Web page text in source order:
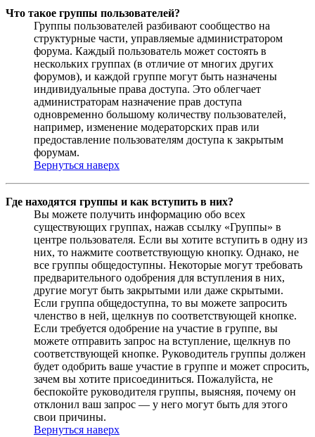
Что такое группы пользователей?
Группы пользователей разбивают сообщество на
структурные части, управляемые администратором
форума. Каждый пользователь может состоять в
нескольких группах (в отличие от многих других
форумов), и каждой группе могут быть назначены
индивидуальные права доступа. Это облегчает
администраторам назначение прав доступа
одновременно большому количеству пользователей,
например, изменение модераторских прав или
предоставление пользователям доступа к закрытым
форумам.
Вернуться наверх
Где находятся группы и как вступить в них?
Вы можете получить информацию обо всех
существующих группах, нажав ссылку «Группы» в
центре пользователя. Если вы хотите вступить в одну из
них, то нажмите соответствующую кнопку. Однако, не
все группы общедоступны. Некоторые могут требовать
предварительного одобрения для вступления в них,
другие могут быть закрытыми или даже скрытыми.
Если группа общедоступна, то вы можете запросить
членство в ней, щелкнув по соответствующей кнопке.
Если требуется одобрение на участие в группе, вы
можете отправить запрос на вступление, щелкнув по
соответствующей кнопке. Руководитель группы должен
будет одобрить ваше участие в группе и может спросить,
зачем вы хотите присоединиться. Пожалуйста, не
беспокойте руководителя группы, выясняя, почему он
отклонил ваш запрос — у него могут быть для этого
свои причины.
Вернуться наверх